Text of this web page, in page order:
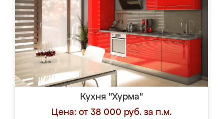
Кухня "Хурма"
Цена: от 38 000 руб. за п.м.